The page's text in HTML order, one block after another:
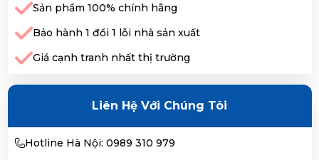
Sản phẩm 100% chính hãng
Bảo hành 1 đổi 1 lỗi nhà sản xuất
Giá cạnh tranh nhất thị trường
Liên Hệ Với Chúng Tôi
Hotline Hà Nội: 0989 310 979